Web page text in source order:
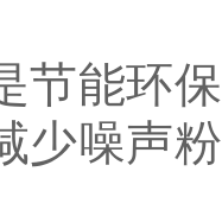
能环保
少噪声